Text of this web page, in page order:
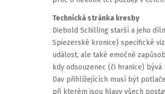
Technická stránka kresby
Diebold Schilling starší a jeho
Spiezerské kronice) specifické
událost, ale také emočně
kdy odsouzenec (či hranice)
Dav přihlížejících musí být
při kterém jsou hlavy všech